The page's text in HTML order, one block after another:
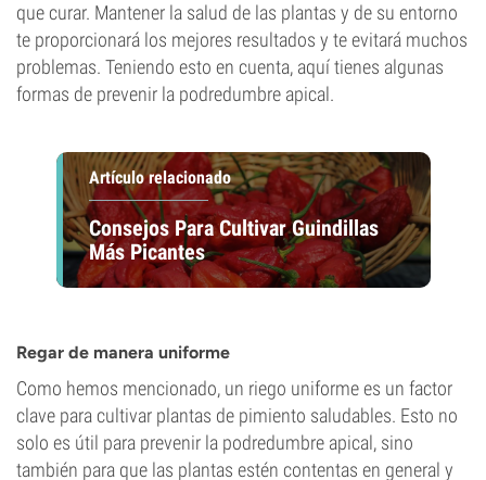
que curar. Mantener la salud de las plantas y de su entorno
te proporcionará los mejores resultados y te evitará muchos
problemas. Teniendo esto en cuenta, aquí tienes algunas
formas de prevenir la podredumbre apical.
Artículo relacionado
Consejos Para Cultivar Guindillas
Más Picantes
Regar de manera uniforme
Como hemos mencionado, un riego uniforme es un factor
clave para cultivar plantas de pimiento saludables. Esto no
solo es útil para prevenir la podredumbre apical, sino
también para que las plantas estén contentas en general y